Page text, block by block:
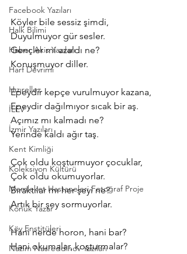
Facebook Yazıları
Halk Bilimi
Haber Akis Yazıları
Harf Devrimi
Hızırellez
İLEV
İzmir Yazıları
Kent Kimliği
Koleksiyon Kültürü
Memleket Hastaneleri Fotoğraf Proje
Konuk Yazar
Köy Enstitüleri
Nazim Nasreddinov Yazıları
Köyler bile sessiz şimdi,
Duyulmuyor gür sesler.
Gençler mi azaldı ne?
Konuşmuyor diller.
Epeydir kepçe vurulmuyor kazana,
Epeydir dağılmıyor sıcak bir aş.
Açımız mı kalmadı ne?
Yerinde kaldı ağır taş.
Çok oldu koşturmuyor çocuklar,
Çok oldu okumuyorlar.
Bıraktılar mı her şeyi ne?
Artık bir şey sormuyorlar.
Hani nerde horon, hani bar?
Hani okumalar, koşturmalar?